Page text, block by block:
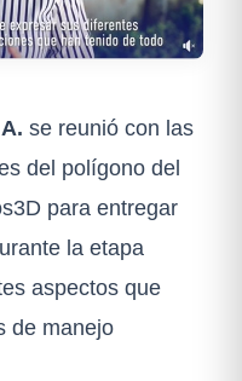
se reunió con las
del polígono del
para entregar
la etapa
aspectos que
de manejo